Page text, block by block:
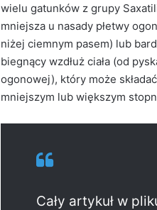
wielu gatunków z grupy
mniejsza u nasady płetwy
niżej ciemnym pasem) lub
biegnący wzdłuż ciała (od
ogonowej), który może
mniejszym lub większym
Cały artykuł w